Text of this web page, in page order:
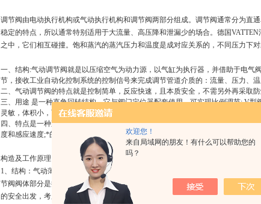
欢迎您！
来自局域网的朋友！有什么可以帮助您的
吗？
调节阀由电动执行机构或气动执行机构和调节阀两部分组成。调节阀通常分为直
稳定的特点，所以通常特别适用于大流量、高压降和泄漏少的场合。德国
之中，它们相互碰撞。饱和蒸汽的蒸汽压力和温度是成对应关系的，不同压力下对
一、结构:气动调节阀就是以压缩空气为动力源，以气缸为执行器，并借助于电
节，接收工业自动化控制系统的控制信号来完成调节管道介质的：流量、压力、
二、气动调节阀的特点就是控制简单，反应快速，且本质安全，不需另外再采取防
三、用途 是一种直角回转结构，它与阀门定位器配套使用，可实现比例调节; V
灵敏，体积小，可竖卧安装。适用于控制气体、蒸汽、液体等介质；
四、特点是一种直角回转结构，由V型阀体、气动执行机构、定位器及其他附件
度和感应速度;*的剪切能力。
构造及工作原理
1、结构：气动薄膜调节阀由气动薄膜执行机构及调节阀两部分组成，新系列气
节阀阀体部分是按流体动力学原理设计的低流阻阀体，额定流量系统增大了
的安全出发，考虑到当输入信号中断时，